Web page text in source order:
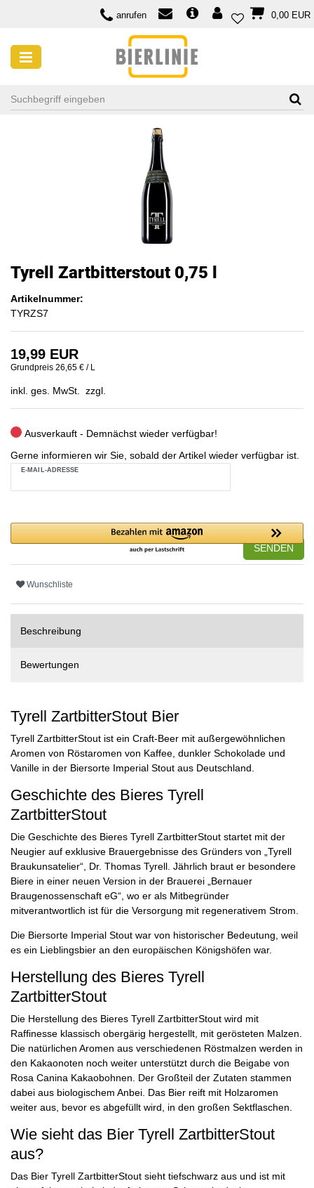
anrufen 0,00 EUR
Tyrell Zartbitterstout 0,75 l
Artikelnummer:
TYRZS7
19,99 EUR
Grundpreis 26,65 € / L
inkl. ges. MwSt. zzgl.
Ausverkauft - Demnächst wieder verfügbar!
Gerne informieren wir Sie, sobald der Artikel wieder verfügbar ist.
E-MAIL-ADRESSE
SENDEN
Wunschliste
Beschreibung
Bewertungen
Tyrell ZartbitterStout Bier
Tyrell ZartbitterStout ist ein Craft-Beer mit außergewöhnlichen
Aromen von Röstaromen von Kaffee, dunkler Schokolade und
Vanille in der Biersorte Imperial Stout aus Deutschland.
Geschichte des Bieres Tyrell
ZartbitterStout
Die Geschichte des Bieres Tyrell ZartbitterStout startet mit der
Neugier auf exklusive Brauergebnisse des Gründers von „Tyrell
Braukunsatelier“, Dr. Thomas Tyrell. Jährlich braut er besondere
Biere in einer neuen Version in der Brauerei „Bernauer
Braugenossenschaft eG“, wo er als Mitbegründer
mitverantwortlich ist für die Versorgung mit regenerativem Strom.
Die Biersorte Imperial Stout war von historischer Bedeutung, weil
es ein Lieblingsbier an den europäischen Königshöfen war.
Herstellung des Bieres Tyrell
ZartbitterStout
Die Herstellung des Bieres Tyrell ZartbitterStout wird mit
Raffinesse klassisch obergärig hergestellt, mit gerösteten Malzen.
Die natürlichen Aromen aus verschiedenen Röstmalzen werden in
den Kakaonoten noch weiter unterstützt durch die Beigabe von
Rosa Canina Kakaobohnen. Der Großteil der Zutaten stammen
dabei aus biologischem Anbei. Das Bier reift mit Holzaromen
weiter aus, bevor es abgefüllt wird, in den großen Sektflaschen.
Wie sieht das Bier Tyrell ZartbitterStout
aus?
Das Bier Tyrell ZartbitterStout sieht tiefschwarz aus und ist mit